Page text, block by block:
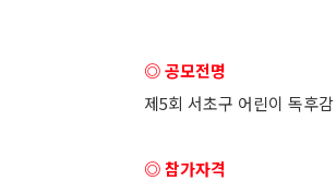
◎ 공모전명
제5회 서초구 어린이 독후
◎ 참가자격